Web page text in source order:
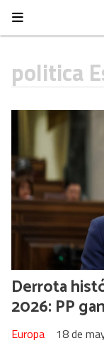
politica
Derrota
2026: PP
Europa
18 de